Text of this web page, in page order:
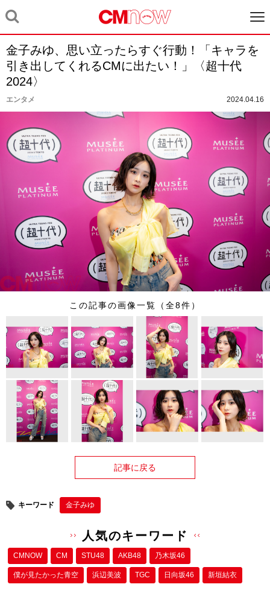
金子みゆ、思い立ったらすぐ行動！「キャラを
引き出してくれるCMに出たい！」〈超十代
2024〉
エンタメ 2024.04.16
この記事の画像一覧（全8件）
記事に戻る
キーワード 金子みゆ
人気のキーワード
CMNOW CM STU48 AKB48 乃木坂46
僕が⾒たかった⻘空 浜辺美波 TGC 日向坂46 新垣結衣